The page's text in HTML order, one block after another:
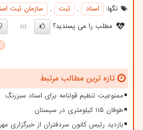
تگها:
اسناد , ثبت ,
سازمان ثبت
مطلب را می پسندید؟
(1)
تازه ترین مطالب مرتبط
ممنوعیت تنظیم قولنامه برای اسناد سبزرنگ
طوفان ۱۱۵ کیلومتری در سیستان
بازدید رئیس کانون سردفتران از خبرگزاری مهر